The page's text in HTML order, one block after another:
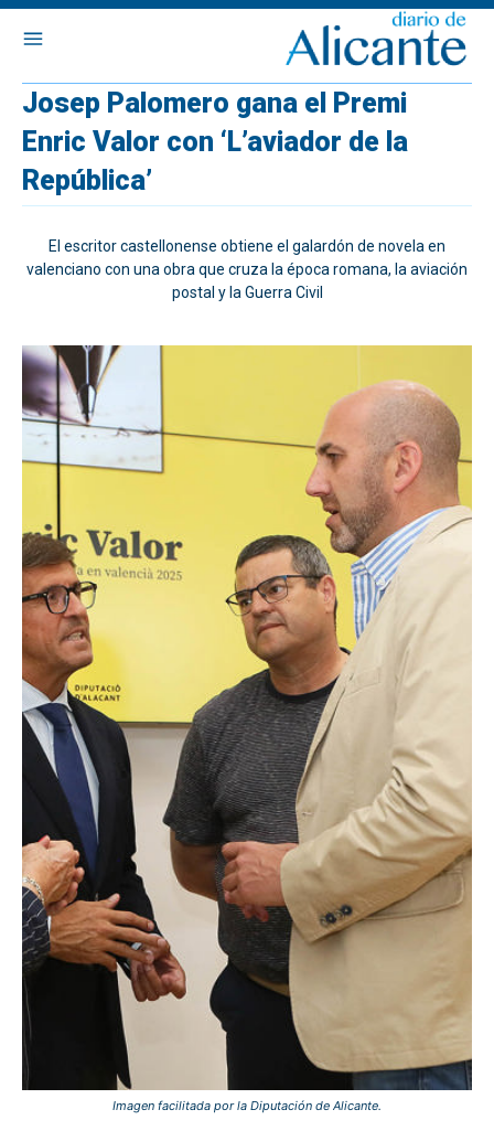
Josep Palomero gana el Premi
Enric Valor con ‘L’aviador de la
República’
El escritor castellonense obtiene el galardón de novela en
valenciano con una obra que cruza la época romana, la aviación
postal y la Guerra Civil
Imagen facilitada por la Diputación de Alicante.